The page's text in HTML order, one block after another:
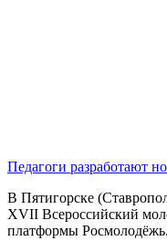
Педагоги разработают
В Пятигорске
XVII Всероссийский
платформы